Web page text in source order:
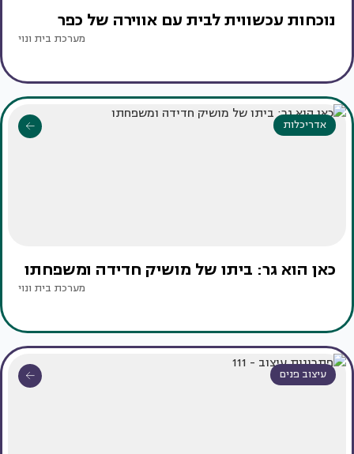
נוכחות עכשווית לבית עם אווירה של כפר
מערכת בית ונוי
אדריכלות
כאן הוא גר: ביתו של מושיק חדידה ומשפחתו
מערכת בית ונוי
עיצוב פנים